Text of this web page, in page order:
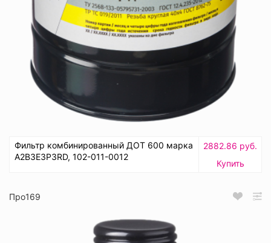
Фильтр комбинированный ДОТ 600 марка
А2В3Е3Р3RD, 102-011-0012
2882.86 руб.
Купить
Про169